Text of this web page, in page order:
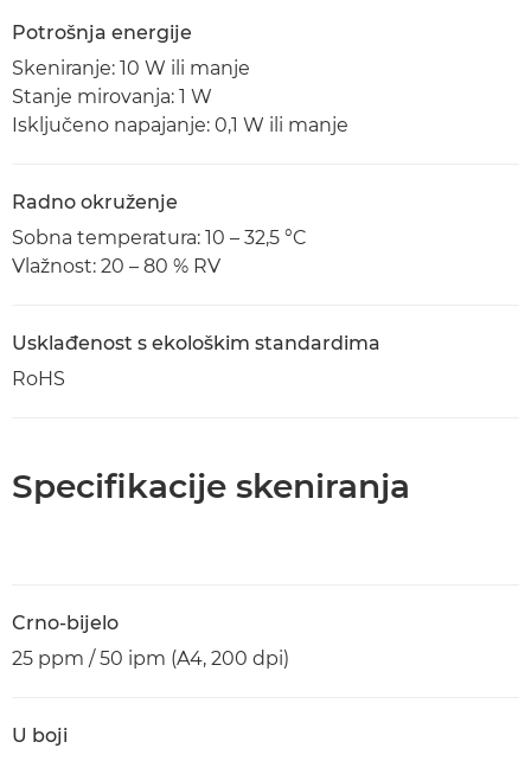
Potrošnja energije
Skeniranje: 10 W ili manje
Stanje mirovanja: 1 W
Isključeno napajanje: 0,1 W ili manje
Radno okruženje
Sobna temperatura: 10 – 32,5 °C
Vlažnost: 20 – 80 % RV
Usklađenost s ekološkim standardima
RoHS
Specifikacije skeniranja
Crno-bijelo
25 ppm / 50 ipm (A4, 200 dpi)
U boji